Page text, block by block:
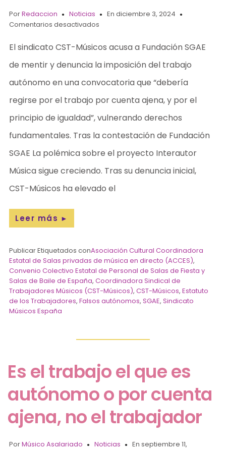
PorRedaccion Noticias
En diciembre 3, 2024
Comentarios desactivados
El sindicato CST-Músicos acusa a Fundación SGAE
de mentir y denuncia la imposición del trabajo
autónomo en una convocatoria que “debería
regirse por el trabajo por cuenta ajena, y por el
principio de igualdad”, vulnerando derechos
fundamentales. Tras la contestación de Fundación
SGAE La polémica sobre el proyecto Interautor
Música sigue creciendo. Tras su denuncia inicial,
CST-Músicos ha elevado el
Leer más ►
Publicar Etiquetados conAsociación Cultural Coordinadora
Estatal de Salas privadas de música en directo (ACCES),
Convenio Colectivo Estatal de Personal de Salas de Fiesta y
Salas de Baile de España,Coordinadora Sindical de
Trabajadores Músicos (CST-Músicos),CST-Músicos,Estatuto
de los Trabajadores,Falsos autónomos,SGAE,Sindicato
Músicos España
Es el trabajo el que es
autónomo o por cuenta
ajena, no el trabajador
PorMúsico Asalariado Noticias
En septiembre 11,